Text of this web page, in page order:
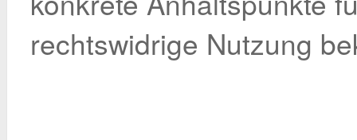
rechtswidrige Nutzung